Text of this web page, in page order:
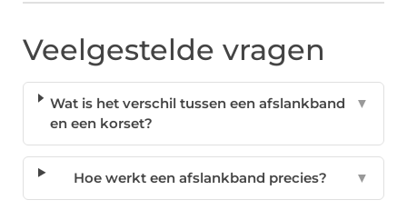
Veelgestelde vragen
Wat is het verschil tussen een afslankband
en een korset?
▼
Hoe werkt een afslankband precies? ▼